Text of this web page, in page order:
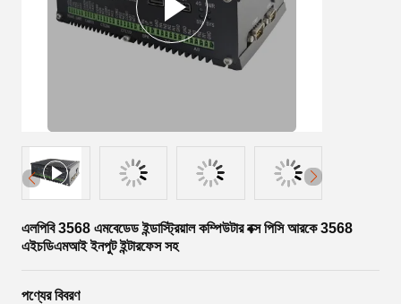
এলপিবি 3568 এমবেডেড ইন্ডাস্ট্রিয়াল কম্পিউটার বক্স পিসি আরকে 3568
এইচডিএমআই ইনপুট ইন্টারফেস সহ
পণ্যের বিবরণ